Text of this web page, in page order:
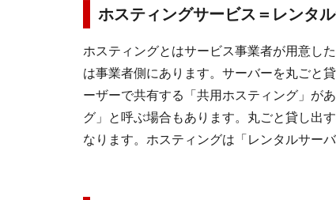
ホスティングサービス＝レンタ
ホスティングとはサービス事業者が用意し
は事業者側にあります。サーバーを丸ごと
ーザーで共有する「共用ホスティング」が
グ」と呼ぶ場合もあります。丸ごと貸し出
なります。ホスティングは「レンタルサー